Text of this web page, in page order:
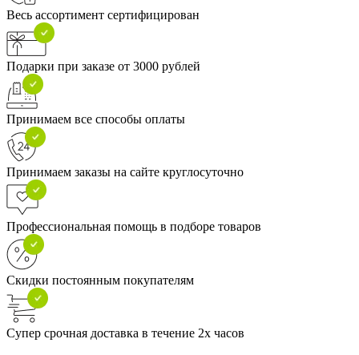
Весь ассортимент сертифицирован
Подарки при заказе от 3000 рублей
Принимаем все способы оплаты
Принимаем заказы на сайте круглосуточно
Профессиональная помощь в подборе товаров
Скидки постоянным покупателям
Супер срочная доставка в течение 2х часов